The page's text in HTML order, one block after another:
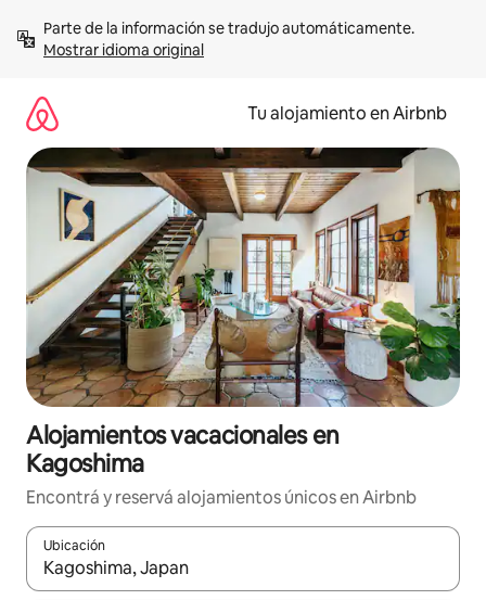
contenidoMostrar idioma original
Tu alojamiento en Airbnb
Alojamientos vacacionales en
Kagoshima
Encontrá y reservá alojamientos únicos en Airbnb
Ubicación
Cuando los resultados estén disponibles, navegá con las